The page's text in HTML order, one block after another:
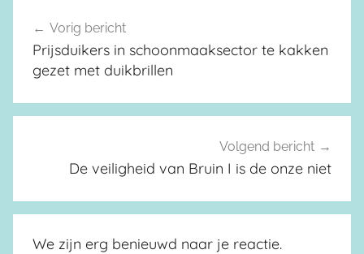
Berichtnavigatie
Vorig bericht
Prijsduikers in schoonmaaksector te kakken
gezet met duikbrillen
Volgend bericht
De veiligheid van Bruin I is de onze niet
We zijn erg benieuwd naar je reactie.